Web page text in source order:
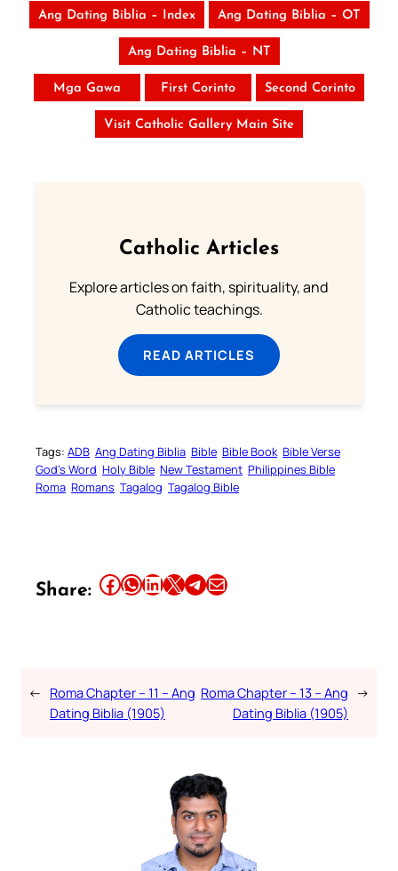
Ang Dating Biblia – Index Ang Dating Biblia – OT
Ang Dating Biblia – NT
Mga Gawa First Corinto Second Corinto
Visit Catholic Gallery Main Site
Catholic Articles
Explore articles on faith, spirituality, and
Catholic teachings.
READ ARTICLES
Tags: ADB Ang Dating Biblia Bible Bible Book Bible Verse
God’s Word Holy Bible New Testament Philippines Bible
Roma Romans Tagalog Tagalog Bible
Share: Share this article on Facebook Share this article on WhatsApp Share this article on LinkedIn Share this article on X Share this article on TelegramEmail this Article
← Roma Chapter – 11 – Ang
Dating Biblia (1905)
Roma Chapter – 13 – Ang
Dating Biblia (1905)
→